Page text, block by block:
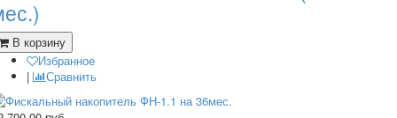
В корзину
Избранное
|
Сравнить